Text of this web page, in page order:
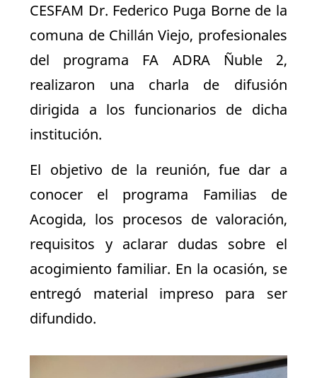
CESFAM Dr. Federico Puga Borne de la
comuna de Chillán Viejo, profesionales
del programa FA ADRA Ñuble 2,
realizaron una charla de difusión
dirigida a los funcionarios de dicha
institución.
El objetivo de la reunión, fue dar a
conocer el programa Familias de
Acogida, los procesos de valoración,
requisitos y aclarar dudas sobre el
acogimiento familiar. En la ocasión, se
entregó material impreso para ser
difundido.